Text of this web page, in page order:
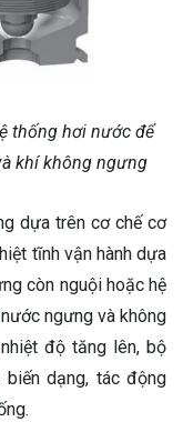
thống hơi nước để
khí không ngưng
dựa trên cơ chế cơ
tĩnh vận hành dựa
còn nguội hoặc hệ
ngưng và không
độ tăng lên, bộ
dạng, tác động